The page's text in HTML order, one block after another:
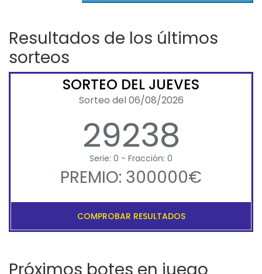
Resultados de los últimos
sorteos
SORTEO DEL JUEVES
Sorteo del 06/08/2026
29238
Serie: 0 - Fracción: 0
PREMIO: 300000€
COMPROBAR RESULTADOS